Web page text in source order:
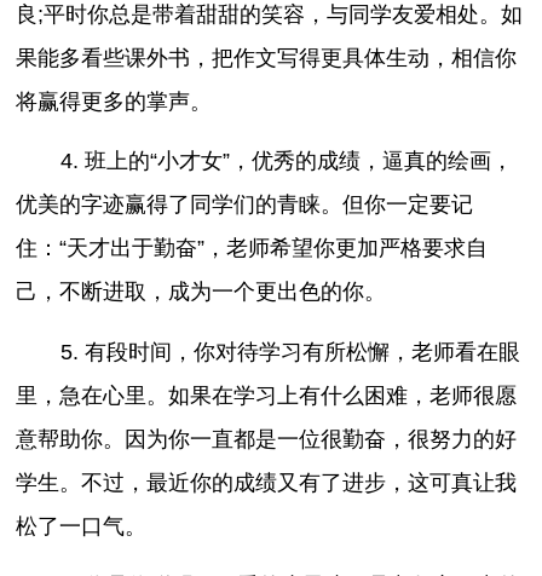
良;平时你总是带着甜甜的笑容，与同学友爱相处。如
果能多看些课外书，把作文写得更具体生动，相信你
将赢得更多的掌声。
4. 班上的“小才女”，优秀的成绩，逼真的绘画，
优美的字迹赢得了同学们的青睐。但你一定要记
住：“天才出于勤奋”，老师希望你更加严格要求自
己，不断进取，成为一个更出色的你。
5. 有段时间，你对待学习有所松懈，老师看在眼
里，急在心里。如果在学习上有什么困难，老师很愿
意帮助你。因为你一直都是一位很勤奋，很努力的好
学生。不过，最近你的成绩又有了进步，这可真让我
松了一口气。